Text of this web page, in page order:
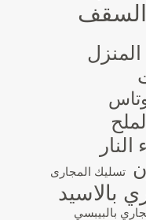
السقف
تسليك المجارى
بالاسيد
بالبيبسي